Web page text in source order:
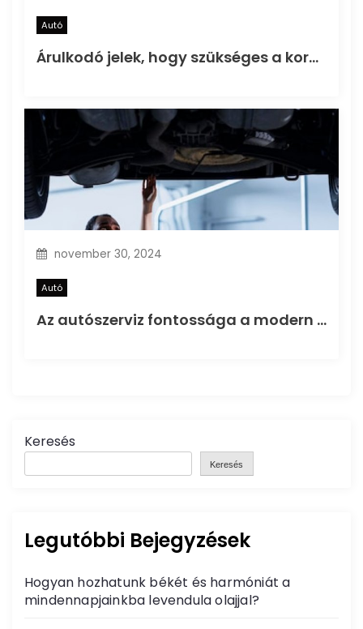
Autó
Árulkodó jelek, hogy szükséges a kormánymű felújítás
november 30, 2024
Autó
Az autószerviz fontossága a modern közlekedésben
Keresés
Keresés
Legutóbbi Bejegyzések
Hogyan hozhatunk békét és harmóniát a
mindennapjainkba levendula olajjal?